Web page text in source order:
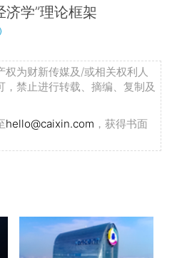
可以由它一窥萨缪尔森
的微妙态度和谨慎思考。
并不是一门严格的科学。它
体。这是有关经济学我们
一门课：在我看来，我们
们正在完善我们的数据库
我说，这怎么可能呢？他
树叶如何从树上掉落，以
济学”理论框架
权为财新传媒及/或相关权利人
禁止进行转载、摘编、复制及
hello@caixin.com ，获得书面